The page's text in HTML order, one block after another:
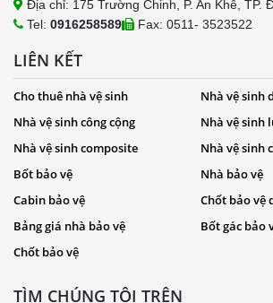
Địa chỉ: 175 Trường Chinh, P. An Khê, TP.
Tel: 0916258589 Fax: 0511- 3523522
LIÊN KẾT
Cho thuê nhà vệ sinh
Nhà vệ sinh
Nhà vệ sinh công cộng
Nhà vệ sinh
Nhà vệ sinh composite
Nhà vệ sinh
Bốt bảo vệ
Nhà bảo vệ
Cabin bảo vệ
Chốt bảo vệ
Bảng giá nhà bảo vệ
Bốt gác bảo
Chốt bảo vệ
TÌM CHÚNG TÔI TRÊN